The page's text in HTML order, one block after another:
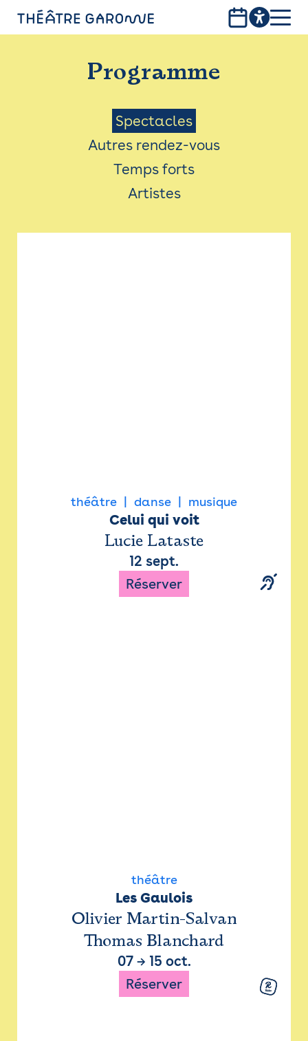
PROGRAMME
INFOS PRATIQUES
AVEC LES PUBLICS
ACCESSIBILITÉ
LES PRODUCTIONS
Programme
Menu
Saison
Spectacles
Autres rendez-vous
Temps forts
Artistes
théâtre danse musique
Celui qui voit
Lucie Lataste
12 sept.
Réserver
théâtre
Les Gaulois
Olivier Martin-Salvan
Thomas Blanchard
07→ 15 oct.
Réserver